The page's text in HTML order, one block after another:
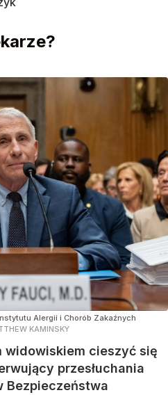
Alergii i Chorób Zakaźnych
KAMINSKY
widowiskiem cieszyć się
przesłuchania
Bezpieczeństwa